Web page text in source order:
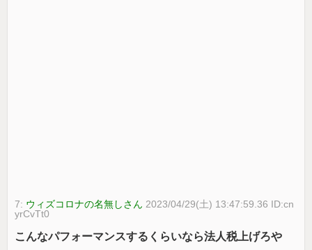
7: ウィズコロナの名無しさん 2023/04/29(土) 13:47:59.36 ID:cn
yrCvTt0
こんなパフォーマンスするくらいなら法人税上げろや